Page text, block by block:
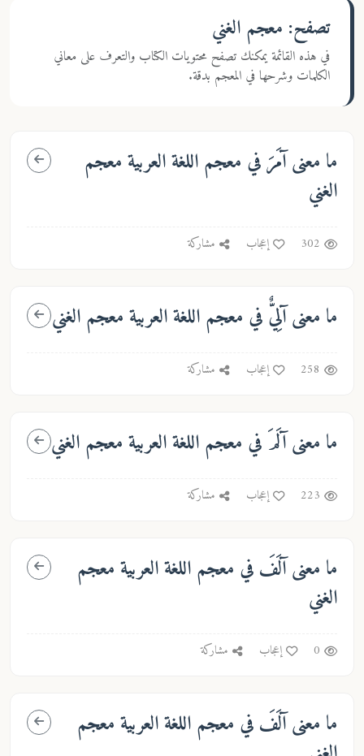
تصفح: معجم الغني
في هذه القائمة يمكنك تصفح محتويات الكتاب والتعرف على معاني
الكلمات وشرحها في المعجم بدقة.
ما معنىآمَرَفي معجم اللغة العربية معجم
الغني
302 إعجاب مشاركة
ما معنىآلِيٌّفي معجم اللغة العربية معجم الغني
258 إعجاب مشاركة
ما معنىآلَمَفي معجم اللغة العربية معجم الغني
223 إعجاب مشاركة
ما معنىآلَفَفي معجم اللغة العربية معجم
الغني
0 إعجاب مشاركة
ما معنىآلَفَفي معجم اللغة العربية معجم